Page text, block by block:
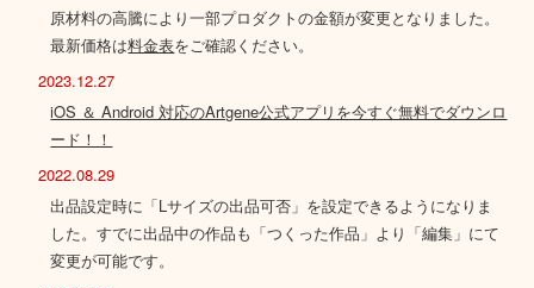
原材料の高騰により一部プロダクトの金額が変更となりました。
最新価格は料金表をご確認ください。
2023.12.27
iOS ＆ Android 対応のArtgene公式アプリを今すぐ無料でダウンロ
ード！！
2022.08.29
出品設定時に「Lサイズの出品可否」を設定できるようになりま
した。すでに出品中の作品も「つくった作品」より「編集」にて
変更が可能です。